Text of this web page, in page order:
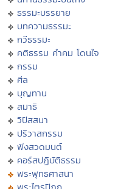
ธรรมะบรรยาย
บทความธรรมะ
กวีธรรมะ
คติธรรม คำคม โดนใจ
กรรม
ศีล
บุญทาน
สมาธิ
วิปัสสนา
ปริวาสกรรม
ฟังสวดมนต์
คอร์สปฏิบัติธรรม
พระพุทธศาสนา